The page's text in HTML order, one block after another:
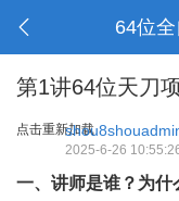
64位
第1讲64位天刀
点击重新加载
2025-6-26
一、讲师是谁？为什